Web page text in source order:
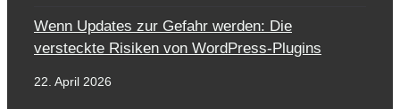
Wenn Updates zur Gefahr werden: Die
versteckte Risiken von WordPress-Plugins
22. April 2026